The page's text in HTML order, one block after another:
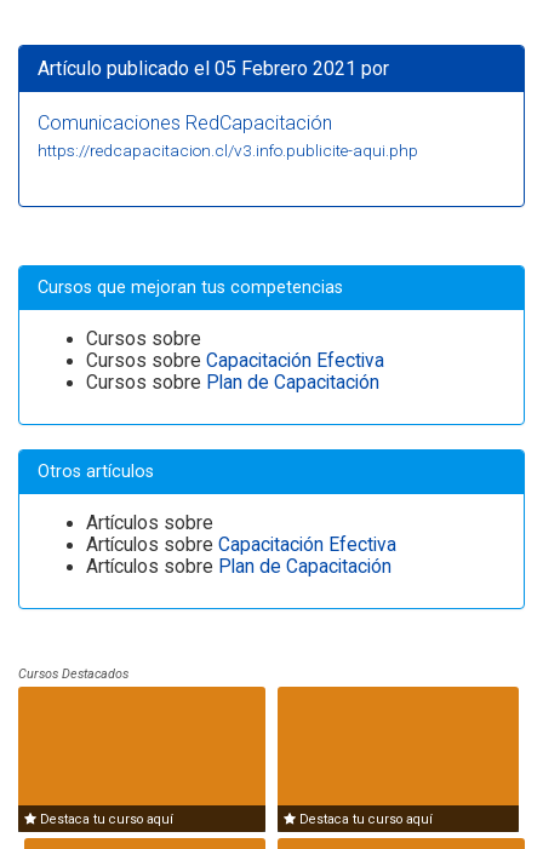
Artículo publicado el 05 Febrero 2021 por
Comunicaciones RedCapacitación
https://redcapacitacion.cl/v3.info.publicite-aqui.php
Cursos que mejoran tus competencias
Cursos sobre
Cursos sobre Capacitación Efectiva
Cursos sobre Plan de Capacitación
Otros artículos
Artículos sobre
Artículos sobre Capacitación Efectiva
Artículos sobre Plan de Capacitación
Cursos Destacados
Destaca tu curso aquí Destaca tu curso aquí